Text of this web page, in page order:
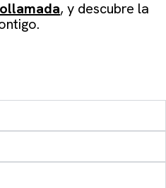
, y descubre la